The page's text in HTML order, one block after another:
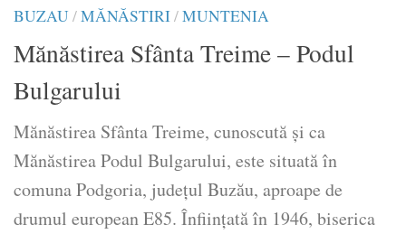
BUZAU/MĂNĂSTIRI/MUNTENIA
Mănăstirea Sfânta Treime – Podul
Bulgarului
Mănăstirea Sfânta Treime, cunoscută și ca
Mănăstirea Podul Bulgarului, este situată în
comuna Podgoria, județul Buzău, aproape de
drumul european E85. Înființată în 1946, biserica